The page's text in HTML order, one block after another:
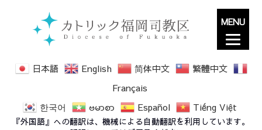
日本語 English 简体中文
繁體中文
Français
한국어
ဗမာစာ Español Tiếng Việt
『外国語』への翻訳は、機械による自動翻訳を利用しています。
平和学習講演会のご案内
MENU